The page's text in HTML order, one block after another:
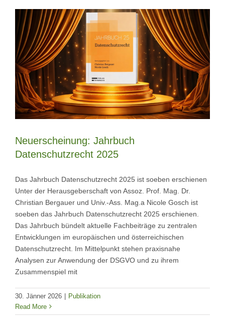
Neuerscheinung: Jahrbuch
Datenschutzrecht 2025
Das Jahrbuch Datenschutzrecht 2025 ist soeben erschienen
Unter der Herausgeberschaft von Assoz. Prof. Mag. Dr.
Christian Bergauer und Univ.-Ass. Mag.a Nicole Gosch ist
soeben das Jahrbuch Datenschutzrecht 2025 erschienen.
Das Jahrbuch bündelt aktuelle Fachbeiträge zu zentralen
Entwicklungen im europäischen und österreichischen
Datenschutzrecht. Im Mittelpunkt stehen praxisnahe
Analysen zur Anwendung der DSGVO und zu ihrem
Zusammenspiel mit
30. Jänner 2026 | Publikation
Read More